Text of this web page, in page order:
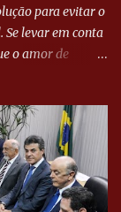
para evitar o
levar em conta
o amor de
e
apresentado
inicial, com
partir de agora,
futebol, além de